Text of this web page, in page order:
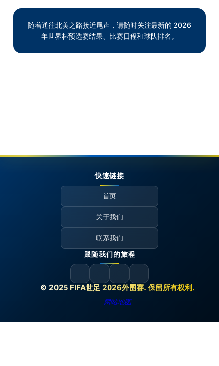
随着通往北美之路接近尾声，请随时关注最新的 2026
年世界杯预选赛结果、比赛日程和球队排名。
© 2025 FIFA世足 2026外围赛. 保留所有权利.
网站地图
快速链接
首页
关于我们
联系我们
跟随我们的旅程